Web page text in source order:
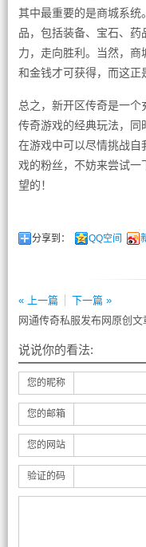
其中最重要的是商城系统
品，包括装备、宝石、
力，走向胜利。当然，
和金钱才可获得，而这正
总之，新开区传奇是一
传奇游戏的经典玩法，同
在游戏中可以尽情挑战自
戏的粉丝，不妨来尝试一
望的！
分享到： QQ空间
« 上一篇
下一篇 »
网通传奇私服发布网原创文
说说你的看法:
您的昵称
您的邮箱
您的网站
验证的码